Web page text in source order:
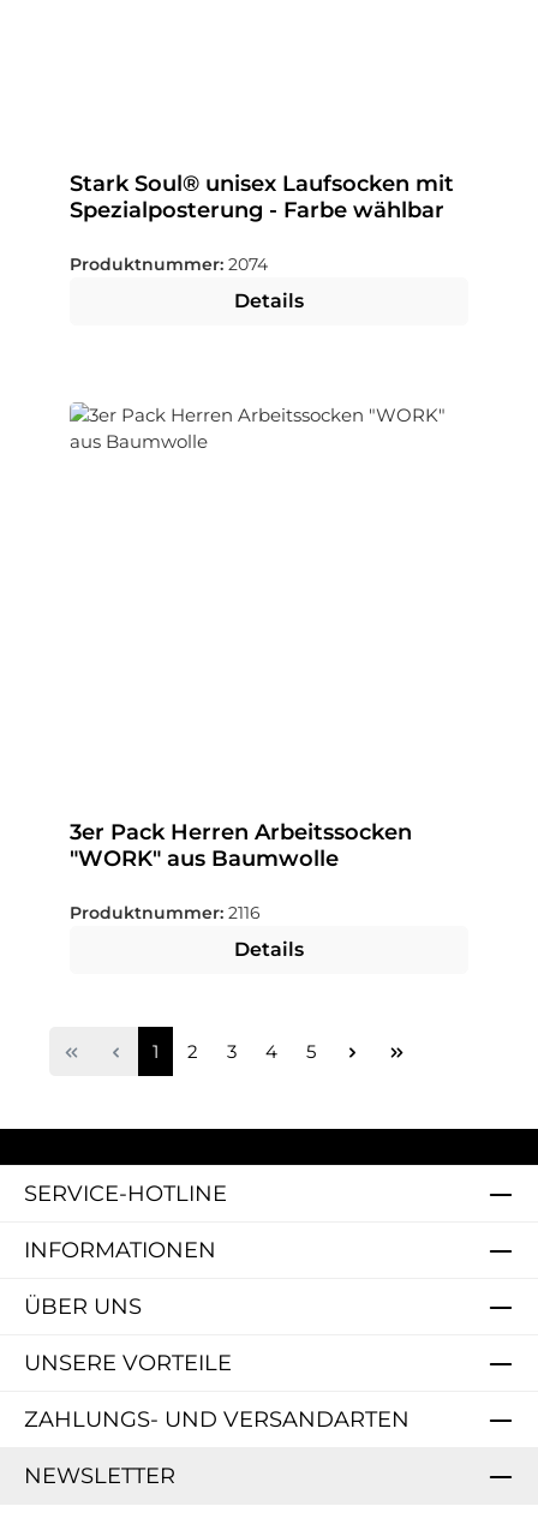
Stark Soul® unisex Laufsocken mit
Spezialposterung - Farbe wählbar
Produktnummer: 2074
Details
3er Pack Herren Arbeitssocken
"WORK" aus Baumwolle
Produktnummer: 2116
Details
Seite
1 Seite
2 Seite
3 Seite
4 Seite
5
SERVICE-HOTLINE
INFORMATIONEN
ZAHLUNGS- UND VERSANDARTEN
ÜBER UNS
UNSERE VORTEILE
NEWSLETTER